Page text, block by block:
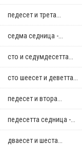
педесет и трета...
седма седница -...
сто и седумдесетта...
сто шеесет и деветта...
педесет и втора...
педесетта седница -...
дваесет и шеста...